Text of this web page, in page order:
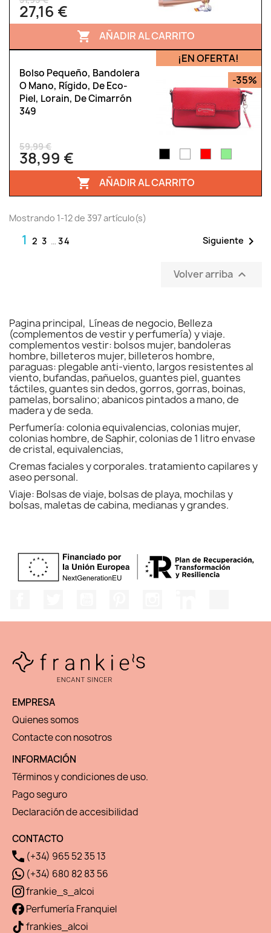
27,16 €
 AÑADIR AL CARRITO
Bolso Pequeño, Bandolera
O Mano, Rígido, De Eco-
Piel, Lorain, De Cimarrón
349
59,99 €
38,99 €
¡EN OFERTA!
-35%
 AÑADIR AL CARRITO
Mostrando 1-12 de 397 artículo(s)
1 2 3 … 34 Siguiente 
Volver arriba 
Pagina principal, Líneas de negocio, Belleza
(complementos de vestir y perfumería) y viaje.
complementos vestir: bolsos mujer, bandoleras
hombre, billeteros mujer, billeteros hombre,
paraguas: plegable anti-viento, largos resistentes al
viento, bufandas, pañuelos, guantes piel, guantes
táctiles, guantes sin dedos, gorros, gorras, boinas,
pamelas, borsalino; abanicos pintados a mano, de
madera y de seda.
Perfumería: colonia equivalencias, colonias mujer,
colonias hombre, de Saphir, colonias de 1 litro envase
de cristal, equivalencias,
Cremas faciales y corporales. tratamiento capilares y
aseo personal.
Viaje: Bolsas de viaje, bolsas de playa, mochilas y
bolsas, maletas de cabina, medianas y grandes.
EMPRESA
Quienes somos
Contacte con nosotros
INFORMACIÓN
Términos y condiciones de uso.
Pago seguro
Declaración de accesibilidad
CONTACTO
(+34) 965 52 35 13
(+34) 680 82 83 56
frankie_s_alcoi
Perfumería Franquiel
frankies_alcoi